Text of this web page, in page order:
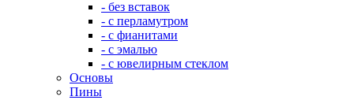
- без вставок
- с перламутром
- с фианитами
- с эмалью
- с ювелирным стеклом
Основы
Пины